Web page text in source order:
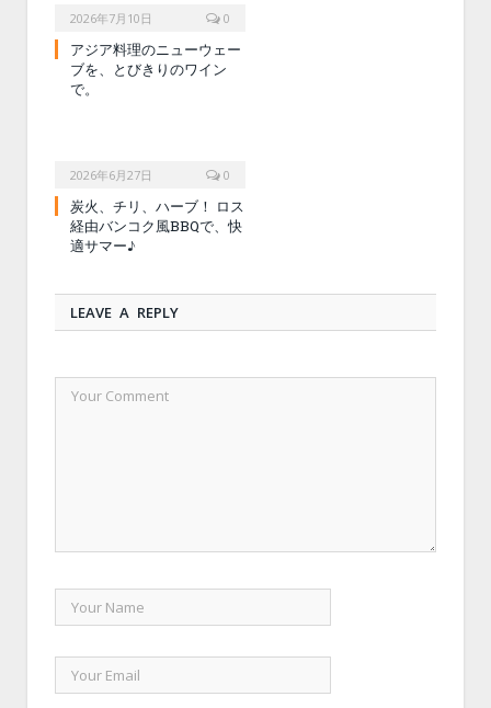
2026年7月10日 0
アジア料理のニューウェー
ブを、とびきりのワイン
で。
2026年6月27日 0
炭火、チリ、ハーブ！ ロス
経由バンコク風BBQで、快
適サマー♪
LEAVE A REPLY